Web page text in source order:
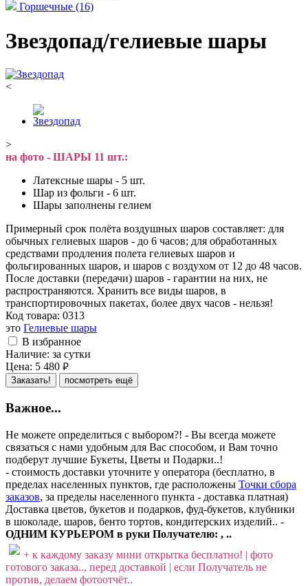
Горшечные (16)
Звездопад/гелиевые шары
<
>
на фото - ШАРЫ 11 шт.:
Латексные шары - 5 шт.
Шар из фольги - 6 шт.
Шары заполнены гелием
Примерный срок полёта воздушных шаров составляет: для
обычных гелиевых шаров - до 6 часов; для обработанных
средствами продления полета гелиевых шаров и
фольгированных шаров, и шаров с воздухом от 12 до 48 часов.
После доставки (передачи) шаров - гарантии на них, не
распространяются. Хранить все виды шаров, в
транспортировочных пакетах, более двух часов - нельзя!
Код товара: 0313
это Гелиевые шары
В избранное
Наличие: за сутки
Цена: 5 480 руб.
Заказать! посмотреть ещё
Важное...
Не можете определиться с выбором?! - Вы всегда можете
связаться с нами удобным для Вас способом, и Вам точно
подберут лучшие Букеты, Цветы и Подарки..!
- стоимость доставки уточните у оператора (бесплатно, в
пределах населенных пунктов, где расположены Точки сбора
заказов, за пределы населенного пункта - доставка платная)
Доставка цветов, букетов и подарков, фуд-букетов, клубники
в шоколаде, шаров, бенто тортов, кондитерских изделий.. -
ОДНИМ КУРЬЕРОМ в руки Получателю: , ..
+ к каждому заказу мини открытка бесплатно! | фото
готового заказа.., перед доставкой | если Получатель не
против, делаем фотоотчёт..